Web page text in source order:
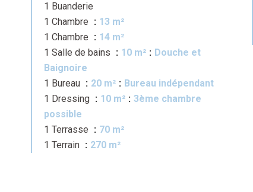
1 Buanderie
1 Chambre
13 m²
1 Chambre
14 m²
1 Salle de bains
10 m²
Douche et
Baignoire
1 Bureau
20 m²
Bureau indépendant
1 Dressing
10 m²
3ème chambre
possible
1 Terrasse
70 m²
1 Terrain
270 m²